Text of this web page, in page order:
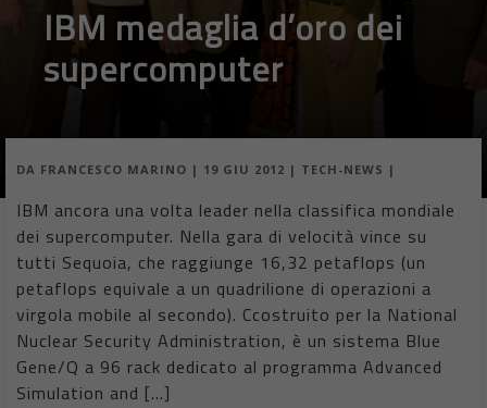
IBM medaglia d’oro dei
supercomputer
DA FRANCESCO MARINO | 19 GIU 2012 | TECH-NEWS |
IBM ancora una volta leader nella classifica mondiale
dei supercomputer. Nella gara di velocità vince su
tutti Sequoia, che raggiunge 16,32 petaflops (un
petaflops equivale a un quadrilione di operazioni a
virgola mobile al secondo). Ccostruito per la National
Nuclear Security Administration, è un sistema Blue
Gene/Q a 96 rack dedicato al programma Advanced
Simulation and […]